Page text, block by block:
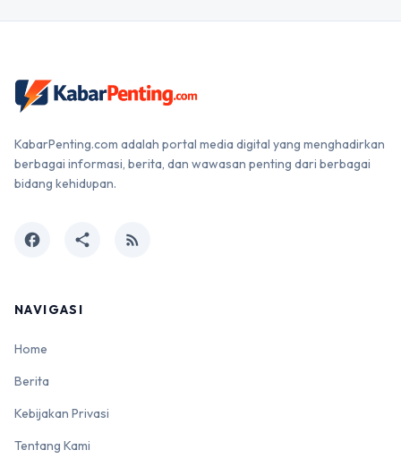
KabarPenting.com adalah portal media digital yang menghadirkan
berbagai informasi, berita, dan wawasan penting dari berbagai
bidang kehidupan.
facebook share rss_feed
NAVIGASI
Home
Berita
Kebijakan Privasi
Tentang Kami